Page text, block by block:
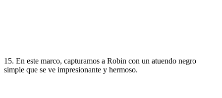
15. En este marco, capturamos a Robin con un atuendo negro
simple que se ve impresionante y hermoso.